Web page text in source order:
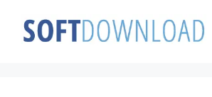
para